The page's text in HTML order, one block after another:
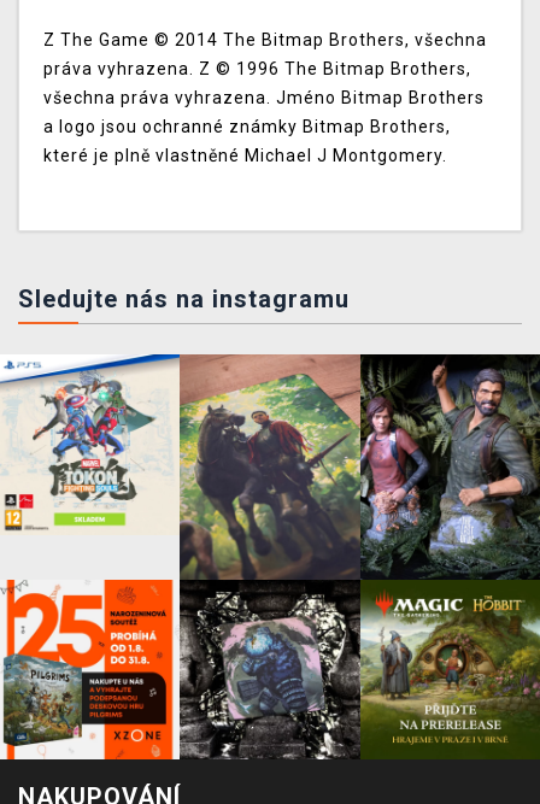
Z The Game © 2014 The Bitmap Brothers, všechna
práva vyhrazena. Z © 1996 The Bitmap Brothers,
všechna práva vyhrazena. Jméno Bitmap Brothers
a logo jsou ochranné známky Bitmap Brothers,
které je plně vlastněné Michael J Montgomery.
Sledujte nás na instagramu
NAKUPOVÁNÍ